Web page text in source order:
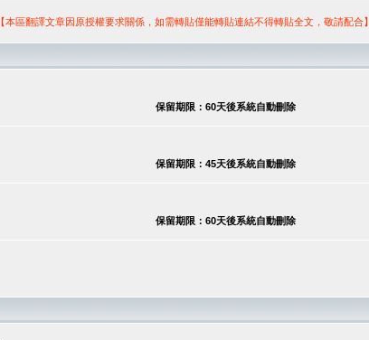
【本區翻譯文章因原授權要求關係，如需轉貼僅能轉貼連結不得轉貼全文，敬請配合】
保留期限：60天後系統自動刪除
保留期限：45天後系統自動刪除
保留期限：60天後系統自動刪除